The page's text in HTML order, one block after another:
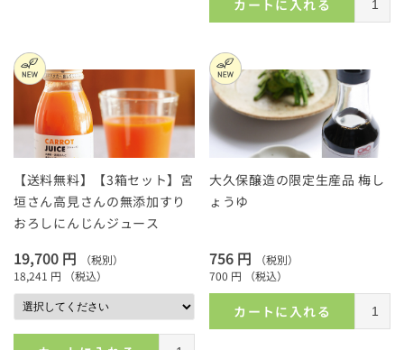
カートに入れる
【送料無料】【3箱セット】宮
垣さん高見さんの無添加すり
おろしにんじんジュース
19,700 円
（税別）
18,241 円
（税込）
大久保醸造の限定生産品 梅し
ょうゆ
756 円
（税別）
700 円
（税込）
カートに入れる